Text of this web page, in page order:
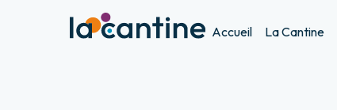
Accueil La Cantine